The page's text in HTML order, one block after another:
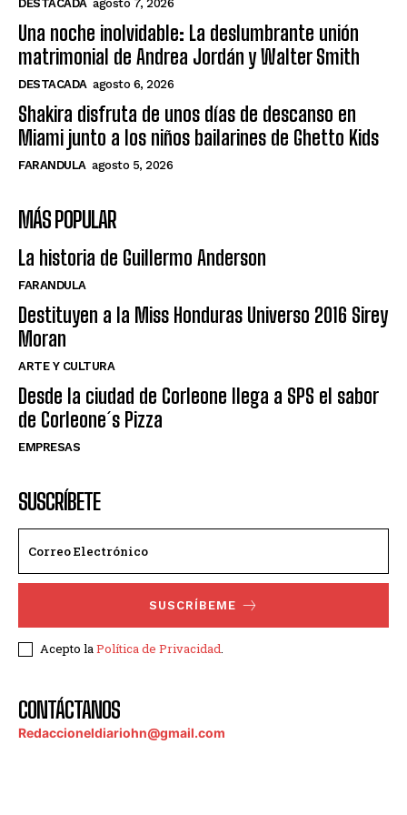
DESTACADA agosto 7, 2026
Una noche inolvidable: La deslumbrante unión
matrimonial de Andrea Jordán y Walter Smith
DESTACADA agosto 6, 2026
Shakira disfruta de unos días de descanso en
Miami junto a los niños bailarines de Ghetto Kids
FARANDULA agosto 5, 2026
MÁS POPULAR
La historia de Guillermo Anderson
FARANDULA
Destituyen a la Miss Honduras Universo 2016 Sirey
Moran
ARTE Y CULTURA
Desde la ciudad de Corleone llega a SPS el sabor
de Corleone´s Pizza
EMPRESAS
SUSCRÍBETE
SUSCRÍBEME
Acepto laPolítica de Privacidad.
CONTÁCTANOS
Redaccioneldiariohn@gmail.com